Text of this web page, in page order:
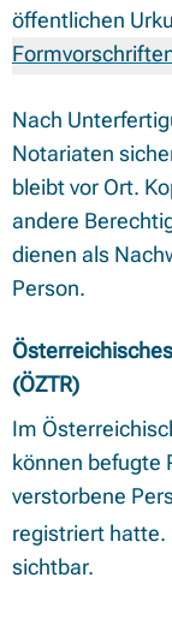
öffentlichen
Nach
Notariaten
bleibt vor Ort.
andere
dienen als
Person.
(ÖZTR)
Im
können befugte
verstorbene
registriert hatte.
sichtbar.